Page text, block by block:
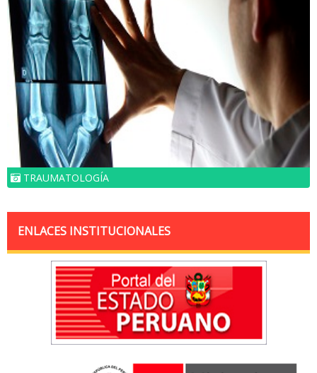
TRAUMATOLOGÍA
ENLACES INSTITUCIONALES